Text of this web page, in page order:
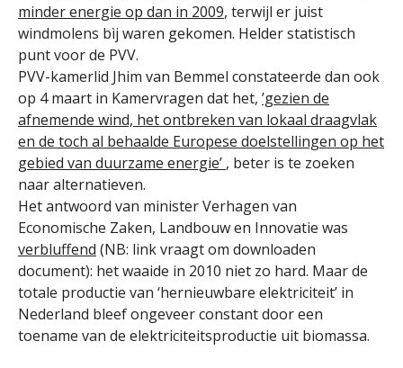
minder energie op dan in 2009, terwijl er juist
windmolens bìj waren gekomen. Helder statistisch
punt voor de PVV.
PVV-kamerlid Jhim van Bemmel constateerde dan ook
op 4 maart in Kamervragen dat het, ’gezien de
afnemende wind, het ontbreken van lokaal draagvlak
en de toch al behaalde Europese doelstellingen op het
gebied van duurzame energie’ , beter is te zoeken
naar alternatieven.
Het antwoord van minister Verhagen van
Economische Zaken, Landbouw en Innovatie was
verbluffend (NB: link vraagt om downloaden
document): het waaide in 2010 niet zo hard. Maar de
totale productie van ‘hernieuwbare elektriciteit’ in
Nederland bleef ongeveer constant door een
toename van de elektriciteitsproductie uit biomassa.